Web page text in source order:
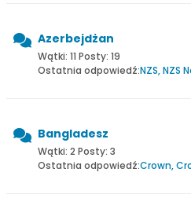
Azerbejdżan
Wątki: 11 Posty: 19
Ostatnia odpowiedź:NZS, NZS
Bangladesz
Wątki: 2 Posty: 3
Ostatnia odpowiedź:Crown,